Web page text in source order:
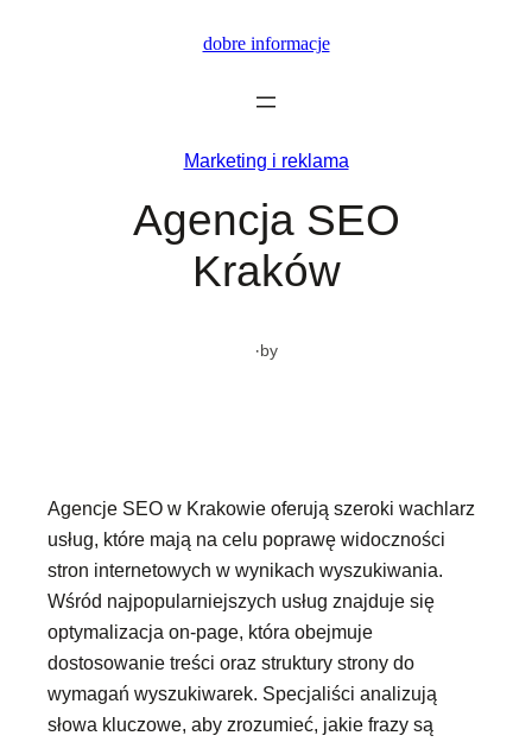
dobre informacje
Marketing i reklama
Agencja SEO
Kraków
·by
Agencje SEO w Krakowie oferują szeroki wachlarz
usług, które mają na celu poprawę widoczności
stron internetowych w wynikach wyszukiwania.
Wśród najpopularniejszych usług znajduje się
optymalizacja on-page, która obejmuje
dostosowanie treści oraz struktury strony do
wymagań wyszukiwarek. Specjaliści analizują
słowa kluczowe, aby zrozumieć, jakie frazy są